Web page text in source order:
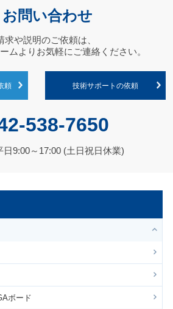
ボード
お問い合わせ
求や説明のご依頼は、
ムよりお気軽にご連絡ください。
頼 技術サポートの依頼
538-7650
9:00～17:00 (土日祝日休業)